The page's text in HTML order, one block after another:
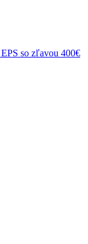
so zľavou 400€